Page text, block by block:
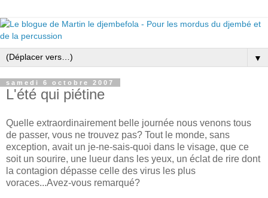
▼
samedi 6 octobre 2007
L'été qui piétine
Quelle extraordinairement belle journée nous venons tous
de passer, vous ne trouvez pas? Tout le monde, sans
exception, avait un je-ne-sais-quoi dans le visage, que ce
soit un sourire, une lueur dans les yeux, un éclat de rire dont
la contagion dépasse celle des virus les plus
voraces...Avez-vous remarqué?